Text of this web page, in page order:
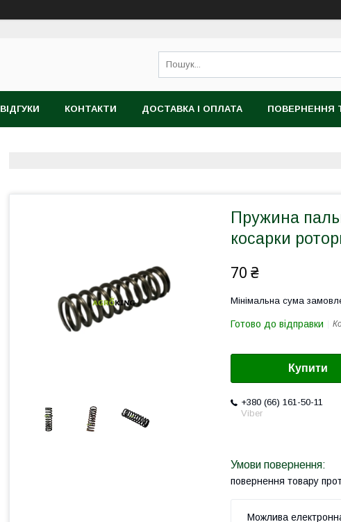
ВІДГУКИ КОНТАКТИ ДОСТАВКА І ОПЛАТА ПОВЕРНЕННЯ
Пружина
косарки
70 ₴
Мінімальна сума
Готово до відправки
Купити
+380 (66) 161-50-11
Viber
повернення товару